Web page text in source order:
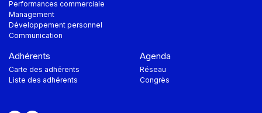
Performances commerciale
Management
Développement personnel
Communication
Adhérents
Carte des adhérents
Liste des adhérents
Agenda
Réseau
Congrès